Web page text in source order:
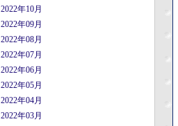
2022年10月
2022年09月
2022年08月
2022年07月
2022年06月
2022年05月
2022年04月
2022年03月